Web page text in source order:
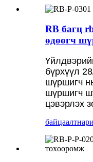
RB багц
өдөөгч
бүрхүүл
шүршигч
шүршигч
цэвэрлэх
байцаалт